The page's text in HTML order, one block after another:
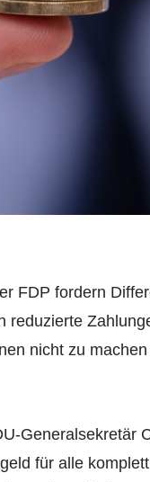
FDP fordern
reduzierte
nicht zu
Generalsekretär
für alle